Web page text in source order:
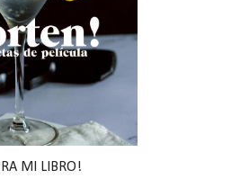
MI LIBRO!